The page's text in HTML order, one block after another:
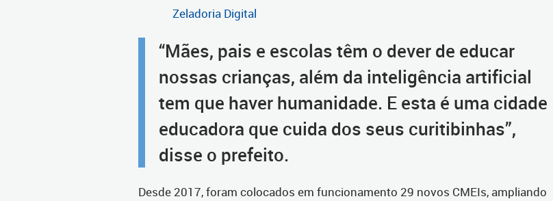
Zeladoria Digital
“Mães, pais e escolas têm o dever de educar
nossas crianças, além da inteligência artificial
tem que haver humanidade. E esta é uma cidade
educadora que cuida dos seus curitibinhas”,
disse o prefeito.
Desde 2017, foram colocados em funcionamento 29 novos CMEIs, ampliando